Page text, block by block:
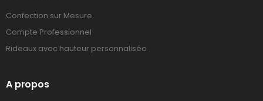
Confection sur Mesure
Compte Professionnel
Rideaux avec hauteur personnalisée
A propos